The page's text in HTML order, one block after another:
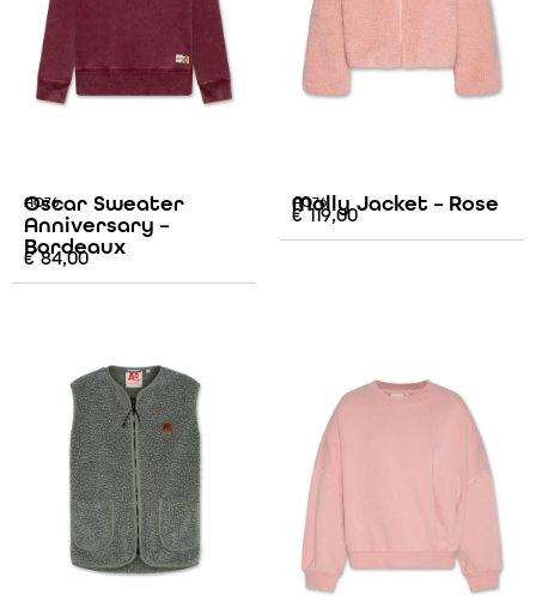
AO76
Oscar Sweater
Anniversary –
Bordeaux
€84,00
AO76
Molly Jacket – Rose
€119,00